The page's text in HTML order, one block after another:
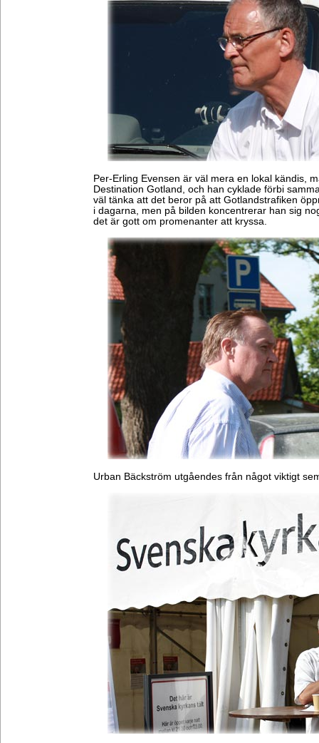
Per-Erling Evensen är väl mera en lokal kändis,
Destination Gotland, och han cyklade förbi
väl tänka att det beror på att Gotlandstrafiken
i dagarna, men på bilden koncentrerar han sig
det är gott om promenanter att kryssa.
Urban Bäckström utgåendes från något viktigt